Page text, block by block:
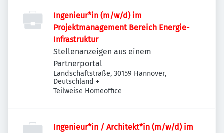
Ingenieur*in (m/w/d) im
Projektmanagement Bereich Energie-
Infrastruktur
Stellenanzeigen aus einem
Partnerportal
Landschaftstraße, 30159 Hannover,
Deutschland +
Teilweise Homeoffice
Ingenieur*in / Architekt*in (m/w/d) im